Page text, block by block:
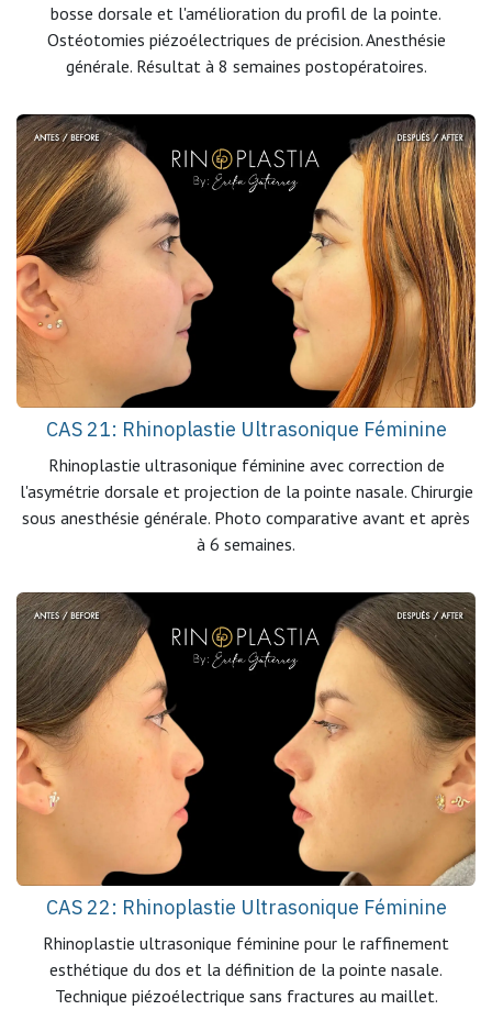
bosse dorsale et l'amélioration du profil de la pointe.
Ostéotomies piézoélectriques de précision. Anesthésie
générale. Résultat à 8 semaines postopératoires.
CAS 21: Rhinoplastie Ultrasonique Féminine
Rhinoplastie ultrasonique féminine avec correction de
l'asymétrie dorsale et projection de la pointe nasale. Chirurgie
sous anesthésie générale. Photo comparative avant et après
à 6 semaines.
CAS 22: Rhinoplastie Ultrasonique Féminine
Rhinoplastie ultrasonique féminine pour le raffinement
esthétique du dos et la définition de la pointe nasale.
Technique piézoélectrique sans fractures au maillet.